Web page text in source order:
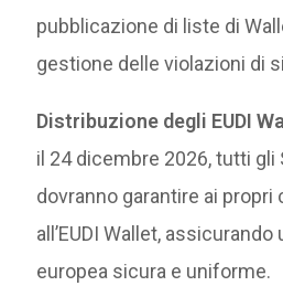
pubblicazione di liste di
gestione delle violazioni di
Distribuzione degli EUDI
il 24 dicembre 2026, tutti gli
dovranno garantire ai propri
all’EUDI Wallet, assicurando
europea sicura e uniforme.